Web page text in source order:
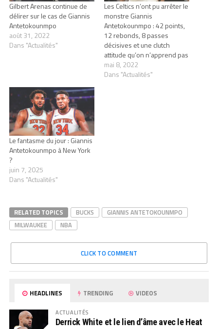
Gilbert Arenas continue de
délirer sur le cas de Giannis
Antetokounmpo
août 31, 2022
Dans "Actualités"
Les Celtics n’ont pu arrêter le
monstre Giannis
Antetokounmpo : 42 points,
12 rebonds, 8 passes
décisives et une clutch
attitude qu’on n’apprend pas
mai 8, 2022
Dans "Actualités"
Le fantasme du jour : Giannis
Antetokounmpo à New York
?
juin 7, 2025
Dans "Actualités"
RELATED TOPICS BUCKS
GIANNIS ANTETOKOUNMPO
MILWAUKEE
NBA
CLICK TO COMMENT
HEADLINES TRENDING VIDEOS
ACTUALITÉS
Derrick White et le lien d’âme avec le Heat